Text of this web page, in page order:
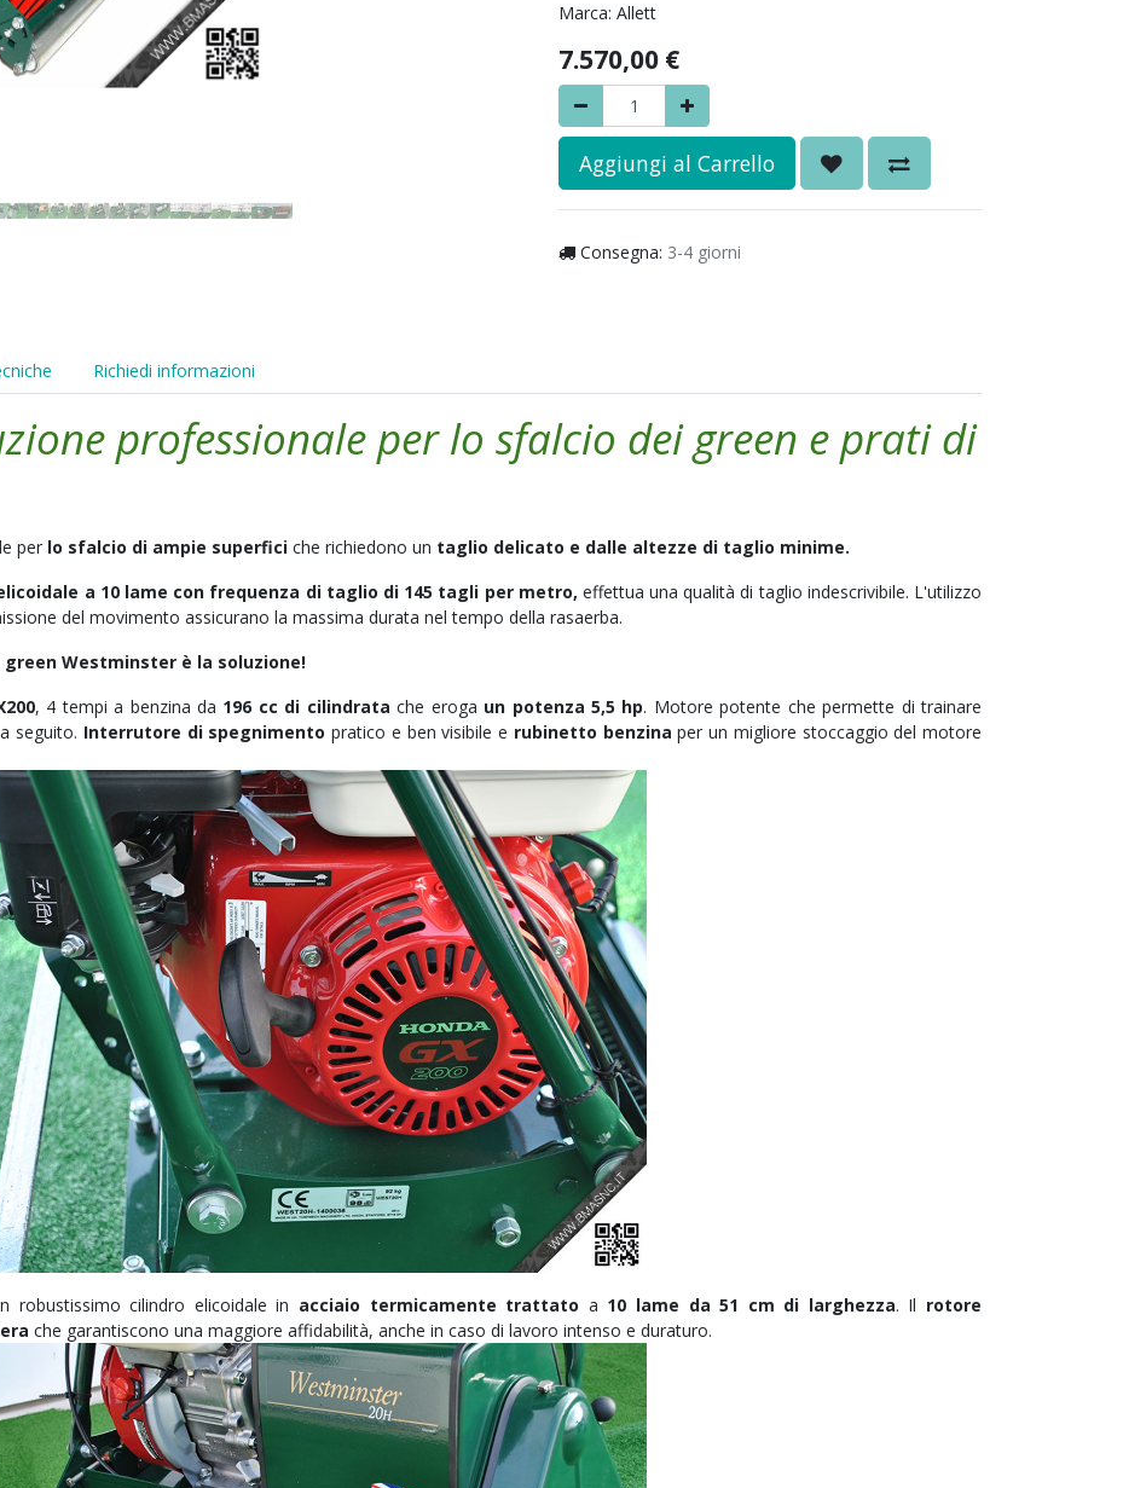
Marca: Allett
7.570,00 €
Aggiungi al Carrello
Consegna: 3-4 giorni
Richiedi informazioni
professionale per lo sfalcio dei green e prati di
per lo sfalcio di ampie superfici che richiedono un taglio delicato e dalle altezze di taglio minime.
a 10 lame con frequenza di taglio di 145 tagli per metro, effettua una qualità di taglio indescrivibile. L'utilizzo
del movimento assicurano la massima durata nel tempo della rasaerba.
Westminster è la soluzione!
, 4 tempi a benzina da 196 cc di cilindratache eroga un potenza 5,5 hp. Motore potente che permette di trainare
seguito. Interrutore di spegnimento pratico e ben visibile e rubinetto benzina per un migliore stoccaggio del motore
cilindro elicoidale in acciaio termicamente trattato a 10 lame da 51 cm di larghezza. Il rotore
che garantiscono una maggiore affidabilità, anche in caso di lavoro intenso e duraturo.